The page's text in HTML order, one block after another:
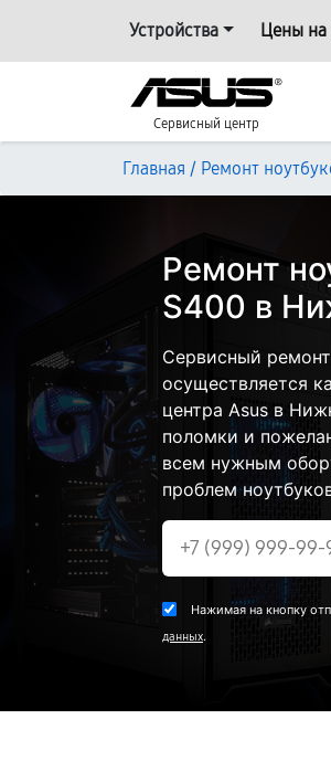
Устройства Цены на
Сервисный центр
Главная / Ремонт
Ремонт
S400 в
Сервисный
осуществляется
центра Asus в
поломки и
всем нужным
проблем
Нажимая на кнопку
данных.